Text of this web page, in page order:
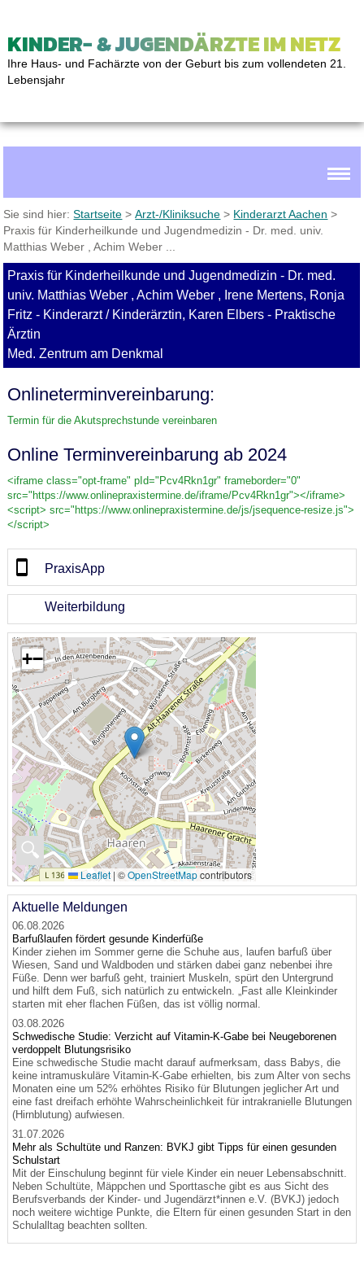
KINDER- & JUGENDÄRZTE IM NETZ
Ihre Haus- und Fachärzte von der Geburt bis zum vollendeten 21.
Lebensjahr
Sie sind hier:Startseite >Arzt-/Kliniksuche > Kinderarzt Aachen >
Praxis für Kinderheilkunde und Jugendmedizin - Dr. med. univ.
Matthias Weber , Achim Weber ...
Praxis für Kinderheilkunde und Jugendmedizin - Dr. med.
univ. Matthias Weber , Achim Weber , Irene Mertens, Ronja
Fritz - Kinderarzt / Kinderärztin, Karen Elbers - Praktische
Ärztin
Med. Zentrum am Denkmal
Onlineterminvereinbarung:
Termin für die Akutsprechstunde vereinbaren
Online Terminvereinbarung ab 2024
<iframe class="opt-frame" pId="Pcv4Rkn1gr" frameborder="0"
src="https://www.onlinepraxistermine.de/iframe/Pcv4Rkn1gr"></iframe>
<script> src="https://www.onlinepraxistermine.de/js/jsequence-resize.js">
</script>
PraxisApp
Weiterbildung
🔍
+−
Leaflet | ©OpenStreetMapcontributors
Aktuelle Meldungen
06.08.2026
Barfußlaufen fördert gesunde Kinderfüße
Kinder ziehen im Sommer gerne die Schuhe aus, laufen barfuß über
Wiesen, Sand und Waldboden und stärken dabei ganz nebenbei ihre
Füße. Denn wer barfuß geht, trainiert Muskeln, spürt den Untergrund
und hilft dem Fuß, sich natürlich zu entwickeln. „Fast alle Kleinkinder
starten mit eher flachen Füßen, das ist völlig normal.
03.08.2026
Schwedische Studie: Verzicht auf Vitamin-K-Gabe bei Neugeborenen
verdoppelt Blutungsrisiko
Eine schwedische Studie macht darauf aufmerksam, dass Babys, die
keine intramuskuläre Vitamin-K-Gabe erhielten, bis zum Alter von sechs
Monaten eine um 52% erhöhtes Risiko für Blutungen jeglicher Art und
eine fast dreifach erhöhte Wahrscheinlichkeit für intrakranielle Blutungen
(Hirnblutung) aufwiesen.
31.07.2026
Mehr als Schultüte und Ranzen: BVKJ gibt Tipps für einen gesunden
Schulstart
Mit der Einschulung beginnt für viele Kinder ein neuer Lebensabschnitt.
Neben Schultüte, Mäppchen und Sporttasche gibt es aus Sicht des
Berufsverbands der Kinder- und Jugendärzt*innen e.V. (BVKJ) jedoch
noch weitere wichtige Punkte, die Eltern für einen gesunden Start in den
Schulalltag beachten sollten.